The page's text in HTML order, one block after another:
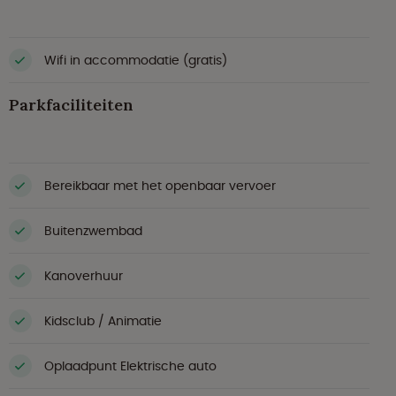
Wifi in accommodatie (gratis)
Parkfaciliteiten
Bereikbaar met het openbaar vervoer
Buitenzwembad
Kanoverhuur
Kidsclub / Animatie
Oplaadpunt Elektrische auto